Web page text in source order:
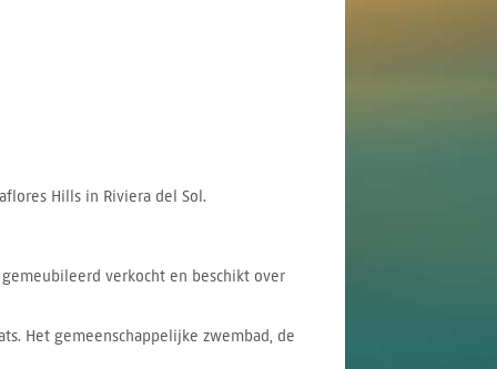
Hills in Riviera del Sol.
verkocht en beschikt over
Het gemeenschappelijke zwembad, de